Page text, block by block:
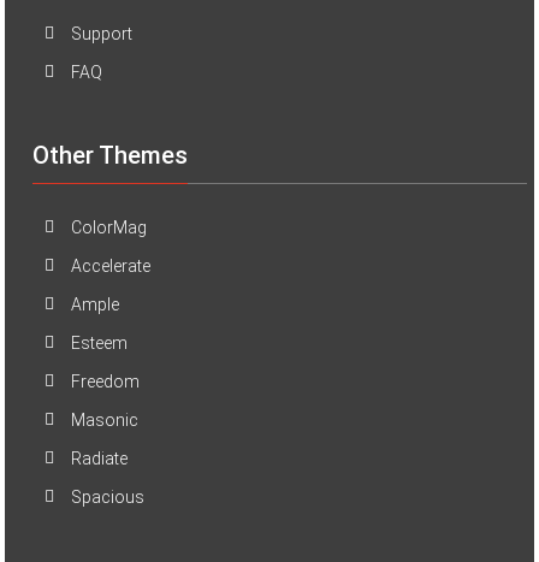
Support
FAQ
Other Themes
ColorMag
Accelerate
Ample
Esteem
Freedom
Masonic
Radiate
Spacious